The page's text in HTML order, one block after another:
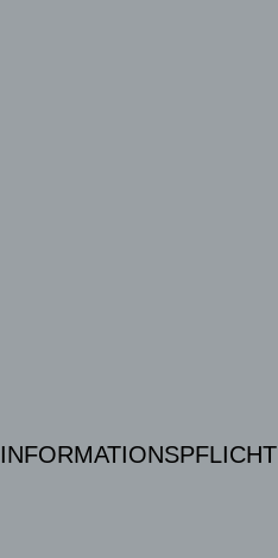
INFORMATIONSPFLICHT